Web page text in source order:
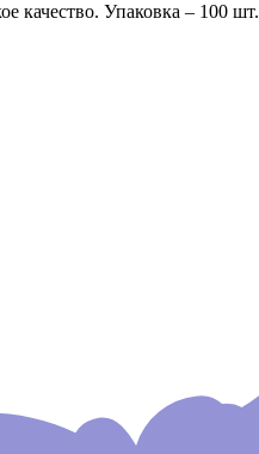
качество. Упаковка – 100 шт.